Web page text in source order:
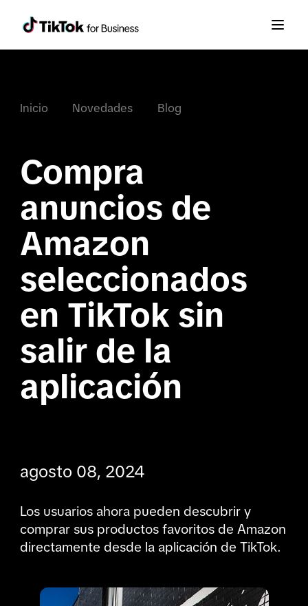
Inicio Novedades Blog
Compra
anuncios de
Amazon
seleccionados
en TikTok sin
salir de la
aplicación
agosto 08, 2024
Los usuarios ahora pueden descubrir y
comprar sus productos favoritos de Amazon
directamente desde la aplicación de TikTok.